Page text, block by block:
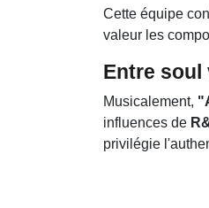
Cette équipe
valeur les
Entre soul
Musicalement,
influences de
privilégie